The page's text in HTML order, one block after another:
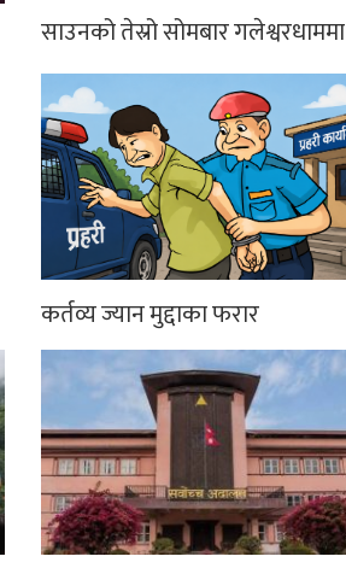
साउनको तेस्रो सोमबार गलेश्वरधाममा
कर्तव्य ज्यान मुद्दाका फरार